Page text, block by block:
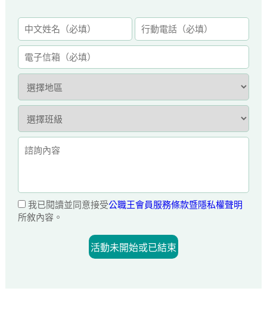
我已閱讀並同意接受公職王會員服務條款暨隱私權聲明
所敘內容。
活動未開始或已結束